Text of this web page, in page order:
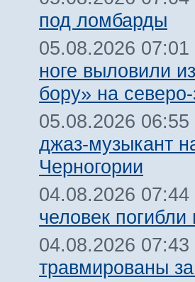
под ломбарды
05.08.2026 07:01
ноге выловили
бору» на
05.08.2026 06:55
джаз-музыкант
Черногории
04.08.2026 07:44
человек погибли
04.08.2026 07:43
травмированы